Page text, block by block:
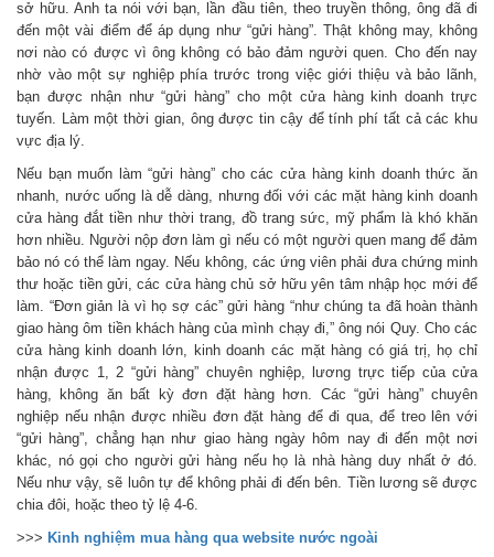
sở hữu. Anh ta nói với bạn, lần đầu tiên, theo truyền thông, ông đã đi
đến một vài điểm để áp dụng như “gửi hàng”. Thật không may, không
nơi nào có được vì ông không có bảo đảm người quen. Cho đến nay
nhờ vào một sự nghiệp phía trước trong việc giới thiệu và bảo lãnh,
bạn được nhận như “gửi hàng” cho một cửa hàng kinh doanh trực
tuyến. Làm một thời gian, ông được tin cậy để tính phí tất cả các khu
vực địa lý.
Nếu bạn muốn làm “gửi hàng” cho các cửa hàng kinh doanh thức ăn
nhanh, nước uống là dễ dàng, nhưng đối với các mặt hàng kinh doanh
cửa hàng đắt tiền như thời trang, đồ trang sức, mỹ phẩm là khó khăn
hơn nhiều. Người nộp đơn làm gì nếu có một người quen mang để đảm
bảo nó có thể làm ngay. Nếu không, các ứng viên phải đưa chứng minh
thư hoặc tiền gửi, các cửa hàng chủ sở hữu yên tâm nhập học mới để
làm. “Đơn giản là vì họ sợ các” gửi hàng “như chúng ta đã hoàn thành
giao hàng ôm tiền khách hàng của mình chạy đi,” ông nói Quy. Cho các
cửa hàng kinh doanh lớn, kinh doanh các mặt hàng có giá trị, họ chỉ
nhận được 1, 2 “gửi hàng” chuyên nghiệp, lương trực tiếp của cửa
hàng, không ăn bất kỳ đơn đặt hàng hơn. Các “gửi hàng” chuyên
nghiệp nếu nhận được nhiều đơn đặt hàng để đi qua, để treo lên với
“gửi hàng”, chẳng hạn như giao hàng ngày hôm nay đi đến một nơi
khác, nó gọi cho người gửi hàng nếu họ là nhà hàng duy nhất ở đó.
Nếu như vậy, sẽ luôn tự để không phải đi đến bên. Tiền lương sẽ được
chia đôi, hoặc theo tỷ lệ 4-6.
>>> Kinh nghiệm mua hàng qua website nước ngoài